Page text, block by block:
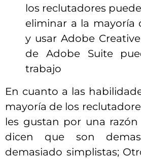
los reclutadores
eliminar a la mayoría
y usar Adobe
de Adobe Suite
trabajo
En cuanto a las
mayoría de los
les gustan por una
dicen que son
demasiado simplistas;